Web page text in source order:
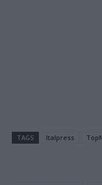
TAGS Italpress